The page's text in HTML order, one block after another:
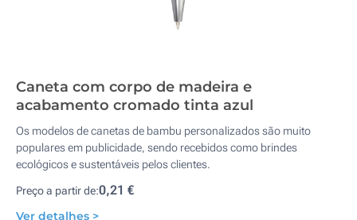
Caneta com corpo de madeira e
acabamento cromado tinta azul
Os modelos de canetas de bambu personalizados são muito
populares em publicidade, sendo recebidos como brindes
ecológicos e sustentáveis pelos clientes.
Preço a partir de:0,21 €
Ver detalhes >